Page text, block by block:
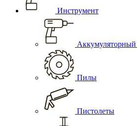
Инструмент
Пилы
Пистолеты